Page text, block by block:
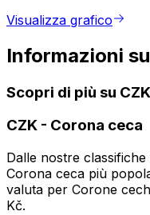
Visualizza grafico
Informazioni
Scopri di più su
CZK - Corona ceca
Dalle nostre
Corona ceca più
valuta per Corone
Kč.